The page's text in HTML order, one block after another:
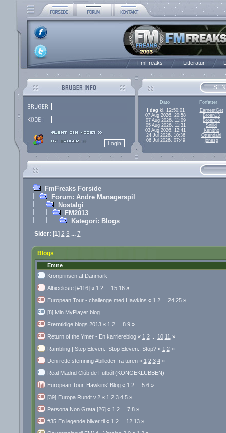
FmFreaks Litteratur
Dato
Forfatter
I dag kl. 12:50:01
EarnestGet
07 Aug 2026, 20:58
Broen13
07 Aug 2026, 11:09
Broen13
05 Aug 2026, 11:31
Snilld
03 Aug 2026, 12:41
Kenitho
24 Jul 2026, 10:36
Ottendahl
06 Jul 2026, 07:49
jonesg
FmFreaks Forside
Forum: Andre Managerspil
Nostalgi
FM2013
Kategori: Blogs
Sider: [1] 2 3 ... 7
Blogs
Emne
Kronprinsen af Danmark
Albiceleste [#116] « 1 2... 15 16»
European Tour - challenge med Hawkins « 1 2... 24 25»
[8] Min MyPlayer blog
Fremtidige blogs 2013 « 1 2... 8 9»
Return of the Ymer - En karriereblog « 1 2... 10 11»
Rambling | Step Eleven.. Stop Eleven.. Stop? « 1 2»
Den rette stemning #billeder fra turen « 1 2 3 4»
Real Madrid Clúb de Futból (KONGEKLUBBEN)
European Tour, Hawkins' Blog « 1 2... 5 6»
[39] Europa Rundt v.2 « 1 2 3 4 5»
Persona Non Grata [26] « 1 2... 7 8»
#35 En legende bliver til « 1 2... 12 13»